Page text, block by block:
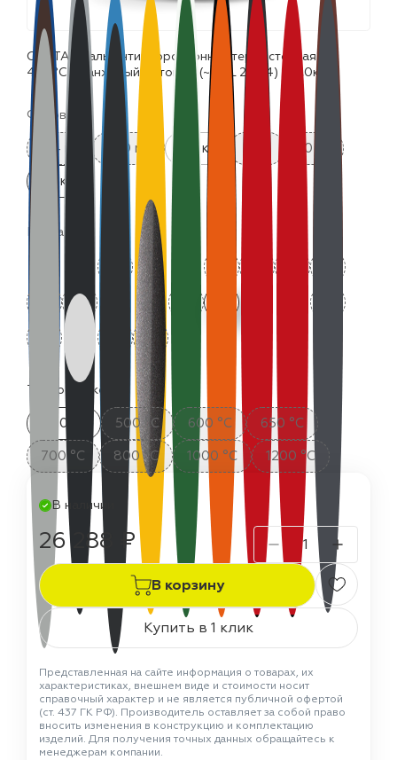
СERTA эмаль антикоррозионная термостойкая до
400°С оранжевый матовый (~RAL 2004) (25,0кг)
Фасовка:
0.4 кг 520 мл 0.8 кг
10 кг
25 кг
Цвета:
Термостойкость:
400 °C 500 °C 600 °C
650 °C
700 °C
800 °C 1000 °C 1200 °C
В наличии
26 288 ₽
В корзину
Купить в 1 клик
Представленная на сайте информация о товарах, их
характеристиках, внешнем виде и стоимости носит
справочный характер и не является публичной офертой
(ст. 437 ГК РФ). Производитель оставляет за собой право
вносить изменения в конструкцию и комплектацию
изделий. Для получения точных данных обращайтесь к
менеджерам компании.